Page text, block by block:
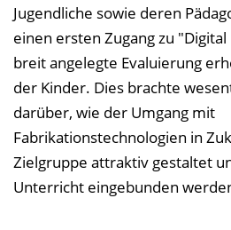
Jugendliche sowie deren
einen ersten Zugang zu
breit angelegte Evaluierung
der Kinder. Dies brachte
darüber, wie der Umgang mit
Fabrikationstechnologien in
Zielgruppe attraktiv gestaltet
Unterricht eingebunden